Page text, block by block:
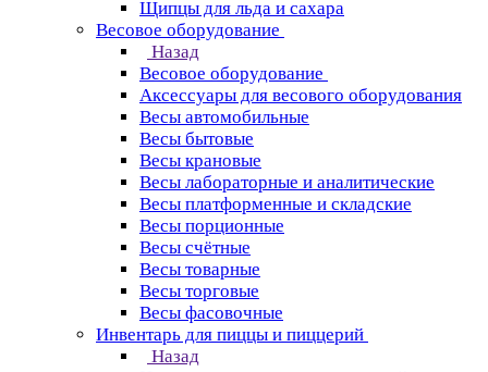
Щипцы для льда и сахара
Весовое оборудование
Назад
Весовое оборудование
Аксессуары для весового оборудования
Весы автомобильные
Весы бытовые
Весы крановые
Весы лабораторные и аналитические
Весы платформенные и складские
Весы порционные
Весы счётные
Весы товарные
Весы торговые
Весы фасовочные
Инвентарь для пиццы и пиццерий
Назад